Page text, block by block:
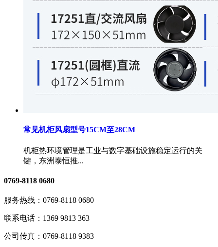
常见机柜风扇型号15CM至28CM
机柜热环境管理是工业与数字基础设施稳定运行的关
键，东洲泰恒推...
0769-8118 0680
服务热线： 0769-8118 0680
联系电话： 1369 9813 363
公司传真： 0769-8118 9383